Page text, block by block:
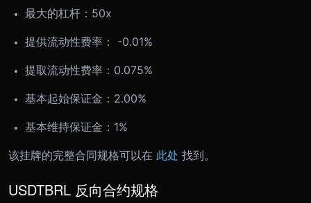
最大的杠杆：50x
提供流动性费率： -0.01%
提取流动性费率：0.075%
基本起始保证金：2.00%
基本维持保证金：1%
该挂牌的完整合同规格可以在 此处 找到。
USDTBRL 反向合约规格